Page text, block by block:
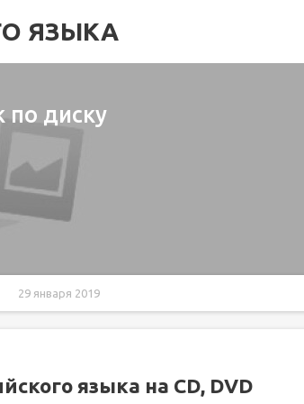
ЯЗЫКА
по диску
29 января 2019
языка на CD, DVD